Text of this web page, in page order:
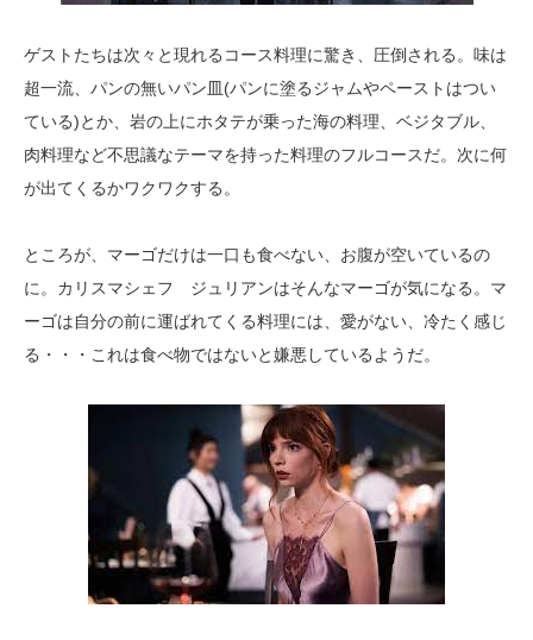
ゲストたちは次々と現れるコース料理に驚き、圧倒される。味は
超一流、パンの無いパン皿(パンに塗るジャムやペーストはつい
ている)とか、岩の上にホタテが乗った海の料理、ベジタブル、
肉料理など不思議なテーマを持った料理のフルコースだ。次に何
が出てくるかワクワクする。
ところが、マーゴだけは一口も食べない、お腹が空いているの
に。カリスマシェフ ジュリアンはそんなマーゴが気になる。マ
ーゴは自分の前に運ばれてくる料理には、愛がない、冷たく感じ
る・・・これは食べ物ではないと嫌悪しているようだ。